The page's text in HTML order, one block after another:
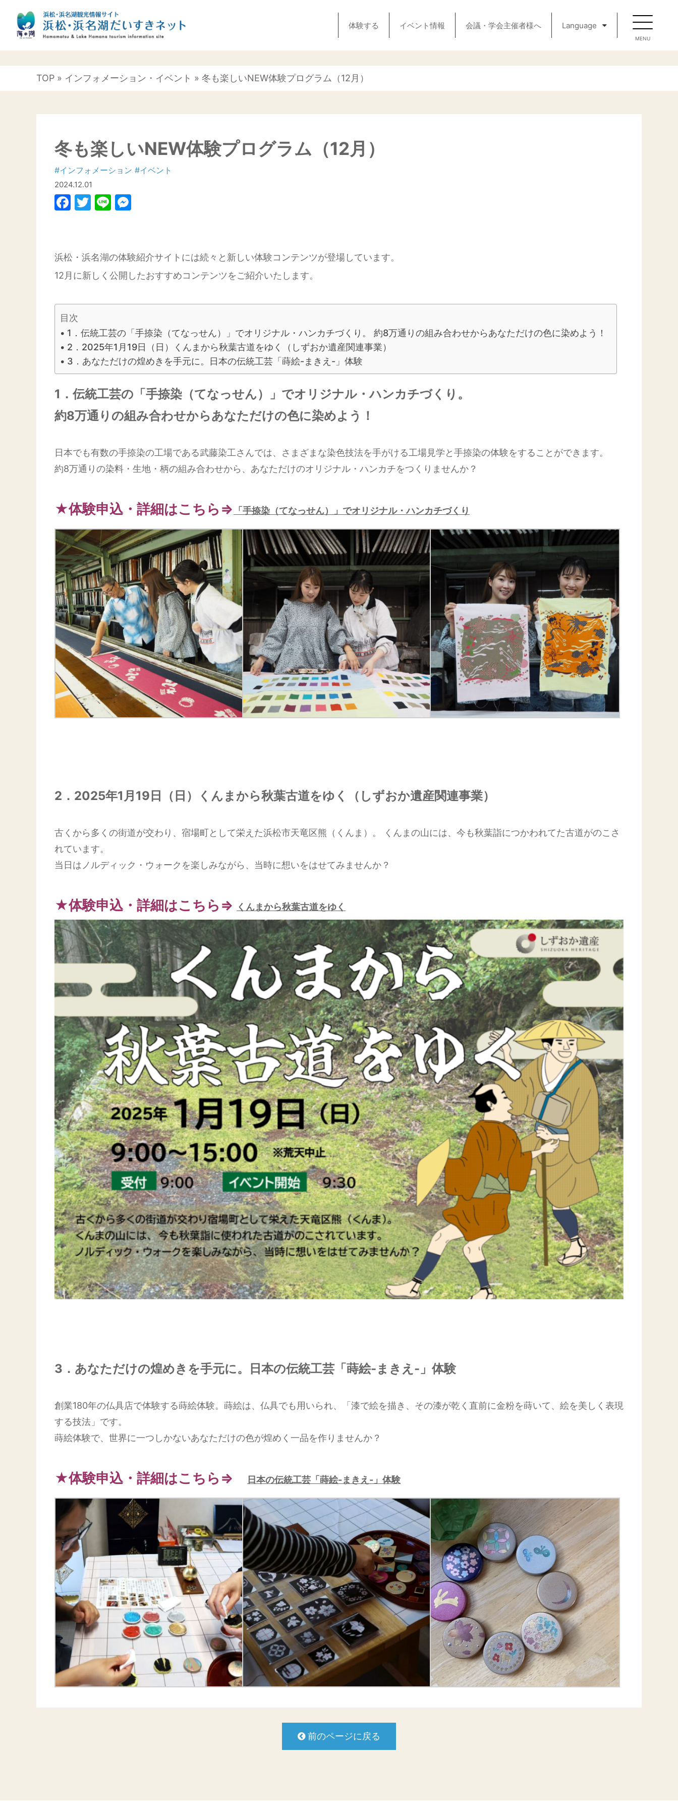
体験する イベント情報 会議・学会主催者様へ Language
TOP » インフォメーション ・ イベント » 冬も楽しいNEW体験プログラム（12月）
冬も楽しいNEW体験プログラム（12月）
#インフォメーション #イベント
2024.12.01
Facebook
Twitter
Line
浜松・浜名湖の体験紹介サイトには続々と新しい体験コンテンツが登場しています。
12月に新しく公開したおすすめコンテンツをご紹介いたします。
目次
1．伝統工芸の「手捺染（てなっせん）」でオリジナル・ハンカチづくり。 約8万通りの組み合わせからあなただけの色に染めよう！
2．2025年1月19日（日）くんまから秋葉古道をゆく（しずおか遺産関連事業）
3．あなただけの煌めきを手元に。日本の伝統工芸「蒔絵-まきえ-」体験
1．伝統工芸の「手捺染（てなっせん）」でオリジナル・ハンカチづくり。
約8万通りの組み合わせからあなただけの色に染めよう！
日本でも有数の手捺染の工場である武藤染工さんでは、さまざまな染色技法を手がける工場見学と手捺染の体験をすることができます。
約8万通りの染料・生地・柄の組み合わせから、あなただけのオリジナル・ハンカチをつくりませんか？
★体験申込・詳細はこちら⇒ 「手捺染（てなっせん）」でオリジナル・ハンカチづくり
2．2025年1月19日（日）くんまから秋葉古道をゆく （しずおか遺産関連事業）
古くから多くの街道が交わり、宿場町として栄えた浜松市天竜区熊（くんま）。 くんまの山には、今も秋葉詣につかわれてた古道がのこさ
れています。
当日はノルディック・ウォークを楽しみながら、当時に想いをはせてみませんか？
★体験申込・詳細はこちら⇒ くんまから秋葉古道をゆく
3．あなただけの煌めきを手元に。日本の伝統工芸「蒔絵-まきえ-」体験
創業180年の仏具店で体験する蒔絵体験。蒔絵は、仏具でも用いられ、「漆で絵を描き、その漆が乾く直前に金粉を蒔いて、絵を美しく表現
する技法」です。
蒔絵体験で、世界に一つしかないあなただけの色が煌めく一品を作りませんか？
★体験申込・詳細はこちら⇒ 日本の伝統工芸「蒔絵-まきえ-」体験
前のページに戻る